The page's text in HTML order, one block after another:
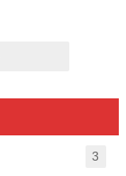
3